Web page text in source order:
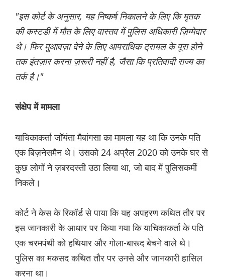
"इस कोर्ट के अनुसार, यह निष्कर्ष निकालने के लिए कि मृतक
की कस्टडी में मौत के लिए वास्तव में पुलिस अधिकारी ज़िम्मेदार
थे। फिर मुआवज़ा देने के लिए आपराधिक ट्रायल के पूरा होने
तक इंतज़ार करना ज़रूरी नहीं है, जैसा कि प्रतिवादी राज्य का
तर्क है।"
संक्षेप में मामला
याचिकाकर्ता जॉयंता मैबांगसा का मामला यह था कि उनके पति
एक बिज़नेसमैन थे। उसको 24 अप्रैल 2020 को उनके घर से
कुछ लोगों ने ज़बरदस्ती उठा लिया था, जो बाद में पुलिसकर्मी
निकले।
कोर्ट ने केस के रिकॉर्ड से पाया कि यह अपहरण कथित तौर पर
इस जानकारी के आधार पर किया गया कि याचिकाकर्ता के पति
एक चरमपंथी को हथियार और गोला-बारूद बेचने वाले थे।
पुलिस का मकसद कथित तौर पर उनसे और जानकारी हासिल
करना था।